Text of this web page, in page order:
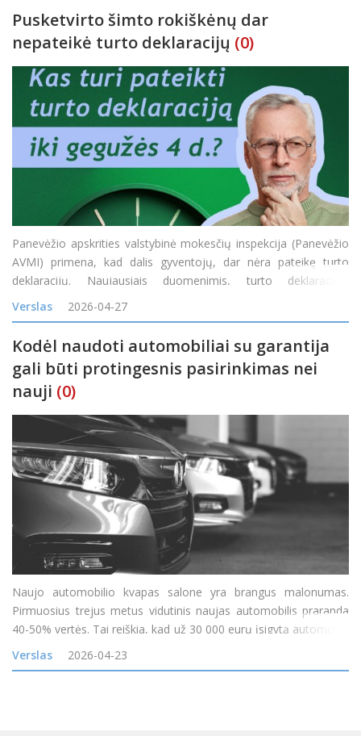
Pusketvirto šimto rokiškėnų dar
nepateikė turto deklaracijų (0)
Panevėžio apskrities valstybinė mokesčių inspekcija (Panevėžio
AVMI) primena, kad dalis gyventojų, dar nėra pateikę turto
deklaracijų. Naujausiais duomenimis, turto deklaracijas
Panevėžio apskrityje jau pateikė 3,2 tūkst. gyventojų, tačiau dar
apie 2,6 tūkst. gyventojų tai turi padaryti iki nustatyt
Verslas 2026-04-27
Kodėl naudoti automobiliai su garantija
gali būti protingesnis pasirinkimas nei
nauji (0)
Naujo automobilio kvapas salone yra brangus malonumas.
Pirmuosius trejus metus vidutinis naujas automobilis praranda
40-50% vertės. Tai reiškia, kad už 30 000 eurų įsigytą automobilį
po trejų metų galėsi parduoti už 15 000-18 000 eurų. Tuo tarpu
naudoti automobiliai su garantija didžiąją nuve
Verslas 2026-04-23